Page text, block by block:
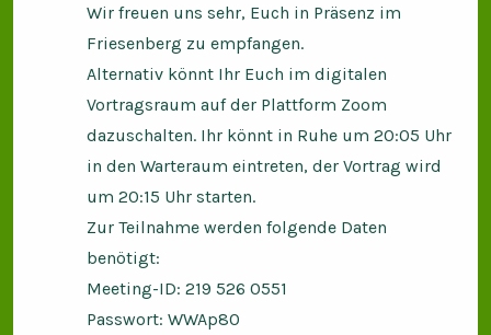
Wir freuen uns sehr, Euch in Präsenz im
Friesenberg zu empfangen.
Alternativ könnt Ihr Euch im digitalen
Vortragsraum auf der Plattform Zoom
dazuschalten. Ihr könnt in Ruhe um 20:05 Uhr
in den Warteraum eintreten, der Vortrag wird
um 20:15 Uhr starten.
Zur Teilnahme werden folgende Daten
benötigt:
Meeting-ID: 219 526 0551
Passwort: WWAp80